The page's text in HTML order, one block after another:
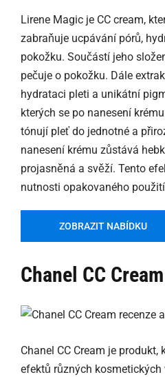
Lirene Magic je CC cream,
zabraňuje ucpávání pórů,
pokožku. Součástí jeho
pečuje o pokožku. Dále
hydrataci pleti a unikátní
kterých se po nanesení
tónují pleť do jednotné a
nanesení krému zůstává
projasněná a svěží. Tento
nutnosti opakovaného
ZOBRAZIT NABÍDKU
Chanel CC Cream
Chanel CC Cream je
efektů různých kosmetických